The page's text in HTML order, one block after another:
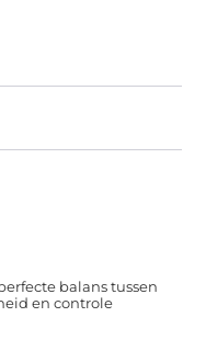
balans tussen
en controle